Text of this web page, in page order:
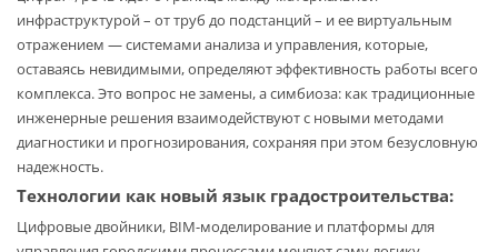
инфраструктурой – от труб до подстанций – и ее виртуальным
отражением — системами анализа и управления, которые,
оставаясь невидимыми, определяют эффективность работы всего
комплекса. Это вопрос не замены, а симбиоза: как традиционные
инженерные решения взаимодействуют с новыми методами
диагностики и прогнозирования, сохраняя при этом безусловную
надежность.
Технологии как новый язык градостроительства:
Цифровые двойники, BIM-моделирование и платформы для